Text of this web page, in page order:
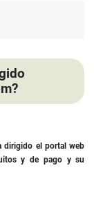
dirigido el portal web
y de pago y su